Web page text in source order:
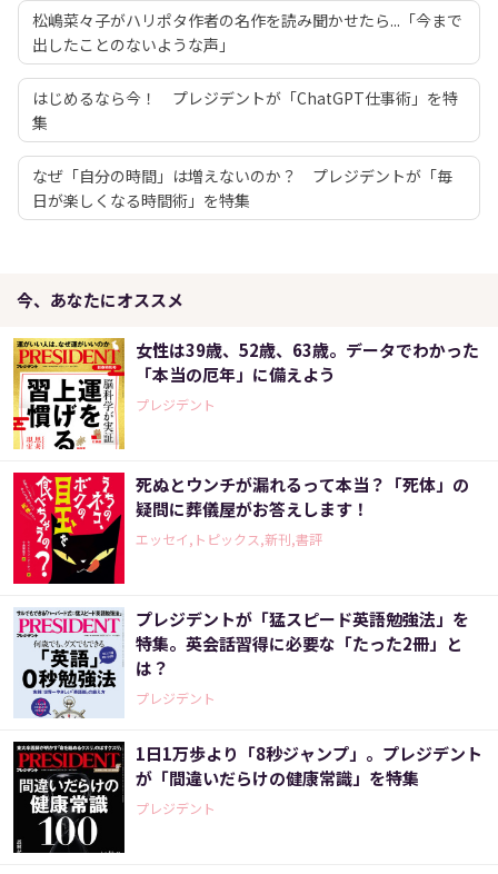
松嶋菜々子がハリポタ作者の名作を読み聞かせたら...「今まで
出したことのないような声」
はじめるなら今！ プレジデントが「ChatGPT仕事術」を特
集
なぜ「自分の時間」は増えないのか？ プレジデントが「毎
日が楽しくなる時間術」を特集
今、あなたにオススメ
女性は39歳、52歳、63歳。データでわかった
「本当の厄年」に備えよう
プレジデント
死ぬとウンチが漏れるって本当？「死体」の
疑問に葬儀屋がお答えします！
エッセイ,トピックス,新刊,書評
プレジデントが「猛スピード英語勉強法」を
特集。英会話習得に必要な「たった2冊」と
は？
プレジデント
1日1万歩より「8秒ジャンプ」。プレジデント
が「間違いだらけの健康常識」を特集
プレジデント